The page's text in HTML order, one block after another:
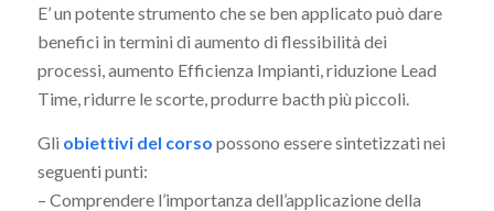
E’ un potente strumento che se ben applicato può dare
benefici in termini di aumento di flessibilità dei
processi, aumento Efficienza Impianti, riduzione Lead
Time, ridurre le scorte, produrre bacth più piccoli.
Gli obiettivi del corso possono essere sintetizzati nei
seguenti punti:
– Comprendere l’importanza dell’applicazione della